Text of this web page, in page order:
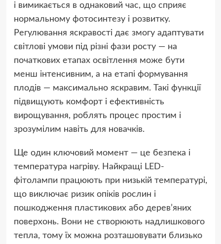
і вимикається в однаковий час, що сприяє
нормальному фотосинтезу і розвитку.
Регулювання яскравості дає змогу адаптувати
світлові умови під різні фази росту — на
початкових етапах освітлення може бути
менш інтенсивним, а на етапі формування
плодів — максимально яскравим. Такі функції
підвищують комфорт і ефективність
вирощування, роблять процес простим і
зрозумілим навіть для новачків.
Ще один ключовий момент — це безпека і
температура нагріву. Найкращі LED-
фітолампи працюють при низькій температурі,
що виключає ризик опіків рослин і
пошкодження пластикових або дерев’яних
поверхонь. Вони не створюють надлишкового
тепла, тому їх можна розташовувати близько